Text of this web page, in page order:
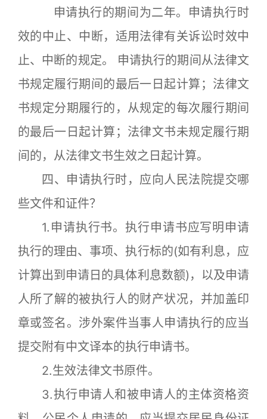
申请执行的期间为二年。申请执行时
效的中止、中断，适用法律有关诉讼时效中
止、中断的规定。 申请执行的期间从法律文
书规定履行期间的最后一日起计算；法律文
书规定分期履行的，从规定的每次履行期间
的最后一日起计算；法律文书未规定履行期
间的，从法律文书生效之日起计算。
四、申请执行时，应向人民法院提交哪
些文件和证件？
1.申请执行书。执行申请书应写明申请
执行的理由、事项、执行标的(如有利息，应
计算出到申请日的具体利息数额)，以及申请
人所了解的被执行人的财产状况，并加盖印
章或签名。涉外案件当事人申请执行的应当
提交附有中文译本的执行申请书。
2.生效法律文书原件。
3.执行申请人和被申请人的主体资格资